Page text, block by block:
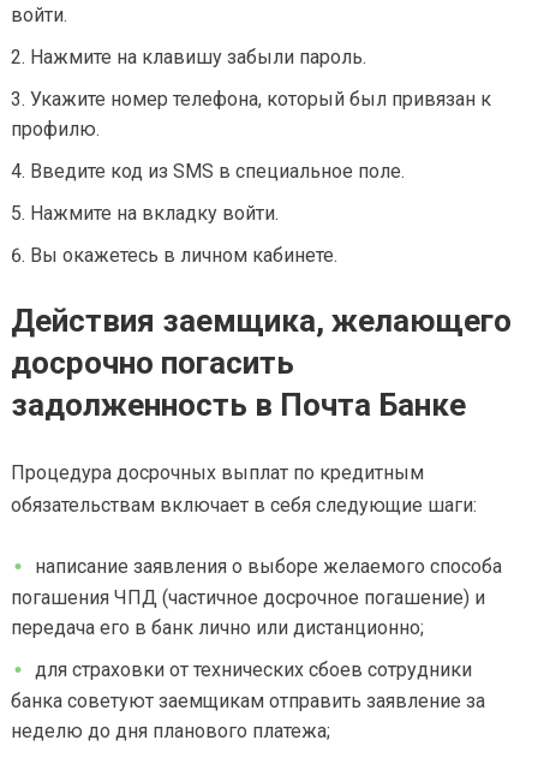
войти.
Нажмите на клавишу забыли пароль.
Укажите номер телефона, который был привязан к
профилю.
Введите код из SMS в специальное поле.
Нажмите на вкладку войти.
Вы окажетесь в личном кабинете.
Действия заемщика, желающего
досрочно погасить
задолженность в Почта Банке
Процедура досрочных выплат по кредитным
обязательствам включает в себя следующие шаги:
написание заявления о выборе желаемого способа
погашения ЧПД (частичное досрочное погашение) и
передача его в банк лично или дистанционно;
для страховки от технических сбоев сотрудники
банка советуют заемщикам отправить заявление за
неделю до дня планового платежа;